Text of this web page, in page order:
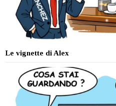
Le vignette di Alex